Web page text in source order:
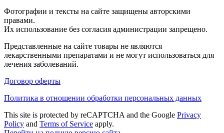
Фотографии и тексты на сайте защищены авторскими
правами.
Их использование без согласия администрации запрещено.
Представленные на сайте товары не являются
лекарственными препаратами и не могут использоваться для
лечения заболеваний.
Договор оферты
Политика в отношении обработки персональных данных
This site is protected by reCAPTCHA and the Google Privacy
Policy and Terms of Service apply.